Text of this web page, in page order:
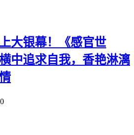
大银幕！《感官世
中追求自我，香艳淋漓